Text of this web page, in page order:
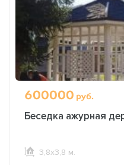
600000 руб.
Беседка ажурная
3,8х3,8 м.